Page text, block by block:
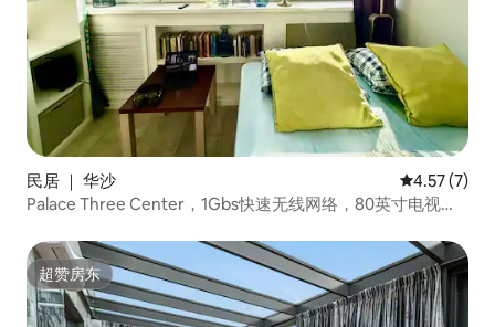
民居 ｜ 华沙 平均评分
4.57 (7)
Palace Three Center，1Gbs快速无线网络，80英寸电视，
超赞房东
超赞房东